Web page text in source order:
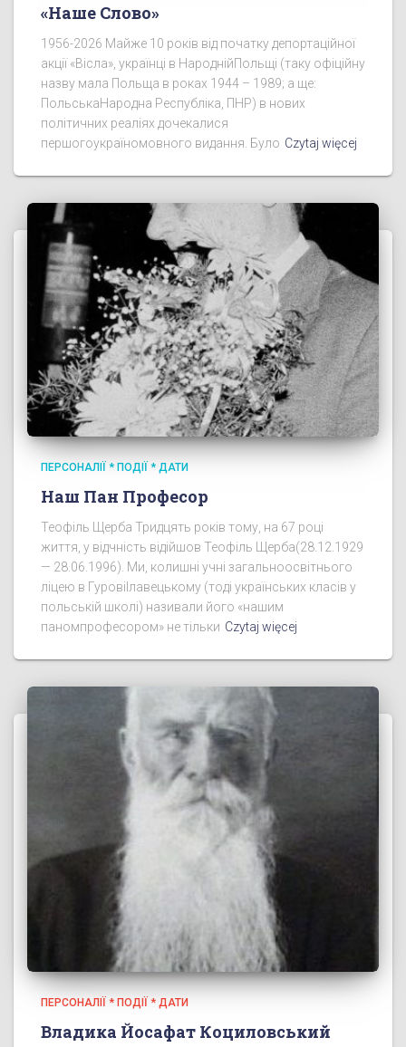
«Наше Слово»
1956-2026 Майже 10 років від початку депортаційної
акції «Вісла», українці в НароднійПольщі (таку офіційну
назву мала Польща в роках 1944 – 1989; а ще:
ПольськаНародна Республіка, ПНР) в нових
політичних реаліях дочекалися
першогоукраїномовного видання. Було Czytaj więcej
ПЕРСОНАЛІЇ * ПОДІЇ * ДАТИ
Наш Пан Професор
Теофіль Щерба Тридцять років тому, на 67 році
життя, у відчність відійшов Теофіль Щерба(28.12.1929
— 28.06.1996). Ми, колишні учні загальноосвітнього
ліцею в ГуровіІлавецькому (тоді українських класів у
польській школі) називали його «нашим
паномпрофесором» не тільки Czytaj więcej
ПЕРСОНАЛІЇ * ПОДІЇ * ДАТИ
Владика Йосафат Коциловський